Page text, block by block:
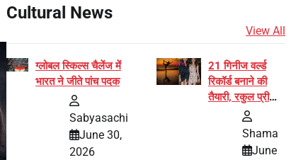
Cultural News
View All
ग्लोबल स्किल्स चैलेंज में
भारत ने जीते पांच पदक
Sabyasachi
June 30,
2026
21 गिनीज वर्ल्ड
रिकॉर्ड बनाने की
तैयारी, रकुल प्रीत
जायसवाल बनीं योग
अभियान का हिस्सा
Shama
June